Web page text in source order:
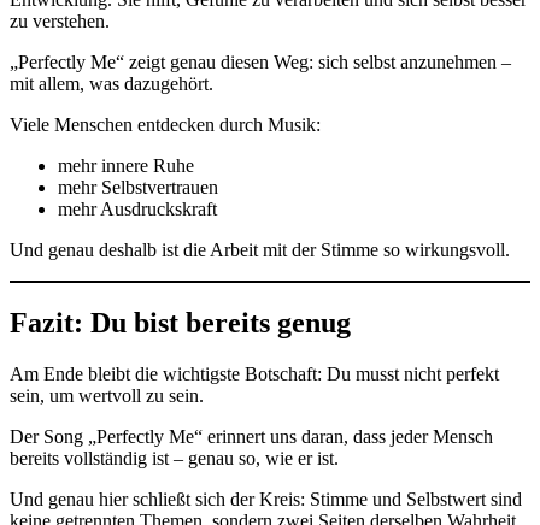
zu verstehen.
„Perfectly Me“ zeigt genau diesen Weg: sich selbst anzunehmen –
mit allem, was dazugehört.
Viele Menschen entdecken durch Musik:
mehr innere Ruhe
mehr Selbstvertrauen
mehr Ausdruckskraft
Und genau deshalb ist die Arbeit mit der Stimme so wirkungsvoll.
Fazit: Du bist bereits genug
Am Ende bleibt die wichtigste Botschaft: Du musst nicht perfekt
sein, um wertvoll zu sein.
Der Song „Perfectly Me“ erinnert uns daran, dass jeder Mensch
bereits vollständig ist – genau so, wie er ist.
Und genau hier schließt sich der Kreis: Stimme und Selbstwert sind
keine getrennten Themen, sondern zwei Seiten derselben Wahrheit.